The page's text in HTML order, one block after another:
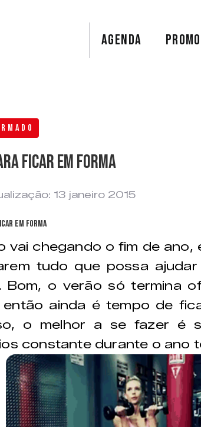
AGENDA
ficar em forma
13 janeiro 2015
vai chegando o fim de ano,
tudo que possa
Bom, o verão só termina
então ainda é tempo de
o melhor a se fazer é
constante durante o ano